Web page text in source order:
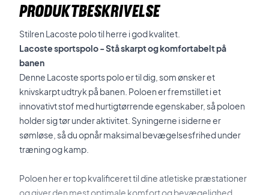
PRODUKTBESKRIVELSE
Stilren Lacoste polo til herre i god kvalitet.
Lacoste sportspolo - Stå skarpt og komfortabelt på
banen
Denne Lacoste sports polo er til dig, som ønsker et
knivskarpt udtryk på banen. Poloen er fremstillet i et
innovativt stof med hurtigtørrende egenskaber, så poloen
holder sig tør under aktivitet. Syningerne i siderne er
sømløse, så du opnår maksimal bevægelsesfrihed under
træning og kamp.
Poloen her er top kvalificeret til dine atletiske præstationer
og giver den mest optimale komfort og bevægelighed.